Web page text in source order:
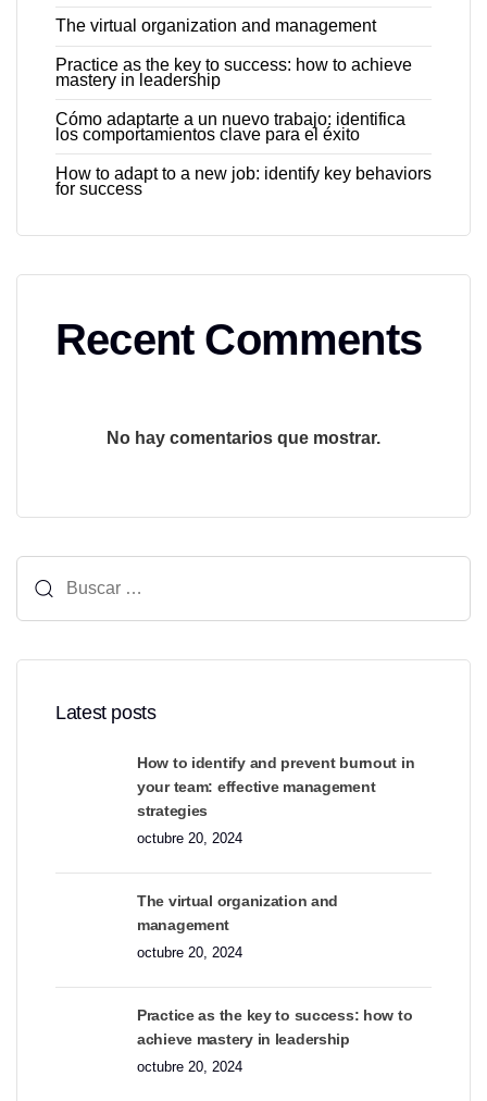
The virtual organization and management
Practice as the key to success: how to achieve
mastery in leadership
Cómo adaptarte a un nuevo trabajo: identifica
los comportamientos clave para el éxito
How to adapt to a new job: identify key behaviors
for success
Recent Comments
No hay comentarios que mostrar.
Buscar:
Latest posts
How to identify and prevent burnout in
your team: effective management
strategies
octubre 20, 2024
The virtual organization and
management
octubre 20, 2024
Practice as the key to success: how to
achieve mastery in leadership
octubre 20, 2024